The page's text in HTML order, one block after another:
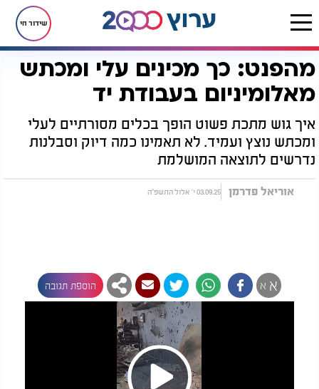
שידור חי
דף הבית רץ בוואטסאפ מהפנט: כך מכינים עלי ומכתש מאלומיניום בעבודת יד
מהפנט: כך מכינים עלי ומכתש
מאלומיניום בעבודת יד
איך גוש מתכת פשוט הופך בכלים מסורתיים לעלי
ומכתש נוצץ ועמיד. לא תאמינו כמה דיוק וסבלנות
נדרשים לתוצאה המושלמת
אוריאל פדרמן 03.09.25 י' אלול התשפ"ה
א א הוספת תגובה